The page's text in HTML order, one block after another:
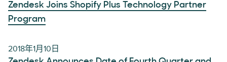
Zendesk Joins Shopify Plus Technology Partner
Program
2018年1月10日